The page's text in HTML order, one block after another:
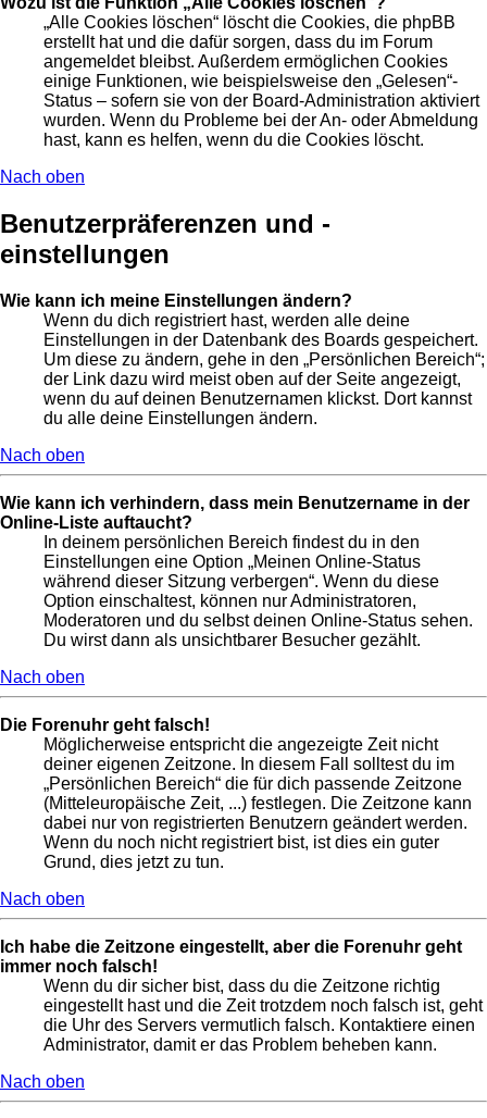
„Alle Cookies löschen“ löscht die Cookies, die phpBB
erstellt hat und die dafür sorgen, dass du im Forum
angemeldet bleibst. Außerdem ermöglichen Cookies
einige Funktionen, wie beispielsweise den „Gelesen“-
Status – sofern sie von der Board-Administration aktiviert
wurden. Wenn du Probleme bei der An- oder Abmeldung
hast, kann es helfen, wenn du die Cookies löscht.
Nach oben
Benutzerpräferenzen und -
einstellungen
Wie kann ich meine Einstellungen ändern?
Wenn du dich registriert hast, werden alle deine
Einstellungen in der Datenbank des Boards gespeichert.
Um diese zu ändern, gehe in den „Persönlichen Bereich“;
der Link dazu wird meist oben auf der Seite angezeigt,
wenn du auf deinen Benutzernamen klickst. Dort kannst
du alle deine Einstellungen ändern.
Nach oben
Wie kann ich verhindern, dass mein Benutzername in der
Online-Liste auftaucht?
In deinem persönlichen Bereich findest du in den
Einstellungen eine Option „Meinen Online-Status
während dieser Sitzung verbergen“. Wenn du diese
Option einschaltest, können nur Administratoren,
Moderatoren und du selbst deinen Online-Status sehen.
Du wirst dann als unsichtbarer Besucher gezählt.
Nach oben
Die Forenuhr geht falsch!
Möglicherweise entspricht die angezeigte Zeit nicht
deiner eigenen Zeitzone. In diesem Fall solltest du im
„Persönlichen Bereich“ die für dich passende Zeitzone
(Mitteleuropäische Zeit, ...) festlegen. Die Zeitzone kann
dabei nur von registrierten Benutzern geändert werden.
Wenn du noch nicht registriert bist, ist dies ein guter
Grund, dies jetzt zu tun.
Nach oben
Ich habe die Zeitzone eingestellt, aber die Forenuhr geht
immer noch falsch!
Wenn du dir sicher bist, dass du die Zeitzone richtig
eingestellt hast und die Zeit trotzdem noch falsch ist, geht
die Uhr des Servers vermutlich falsch. Kontaktiere einen
Administrator, damit er das Problem beheben kann.
Nach oben